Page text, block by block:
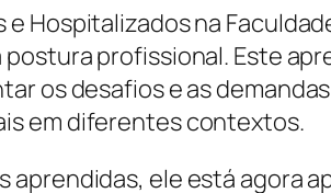
Hospitalizados na
profissional. Este
os desafios e as
em diferentes contextos.
ele está agora